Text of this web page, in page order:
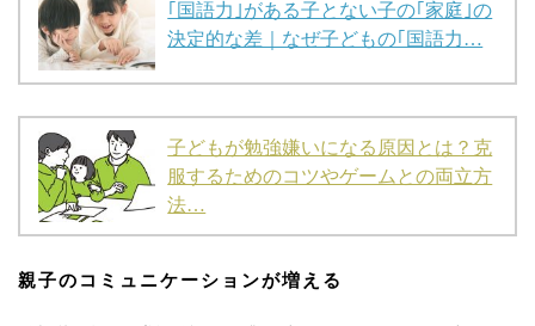
｢国語力｣がある子とない子の｢家庭｣の
決定的な差｜なぜ子どもの｢国語力…
子どもが勉強嫌いになる原因とは？克
服するためのコツやゲームとの両立方
法…
親子のコミュニケーションが増える